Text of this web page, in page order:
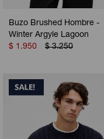
Buzo Brushed Hombre -
Winter Argyle Lagoon
$ 1.950 $ 3.250
Calzas